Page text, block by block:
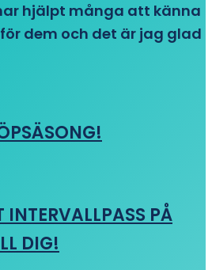
hjälpt många att känna
dem och det är jag glad
INTERVALLPASS PÅ
DIG!